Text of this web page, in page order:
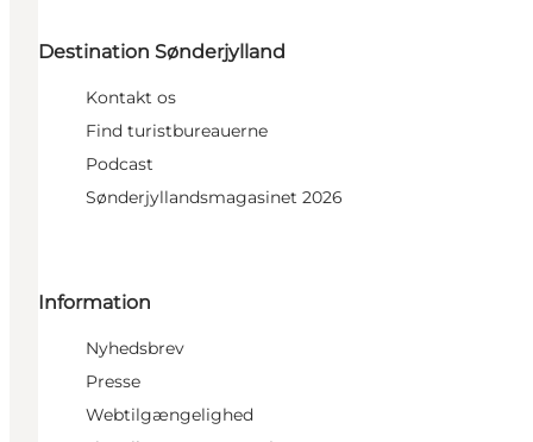
Destination Sønderjylland
Kontakt os
Find turistbureauerne
Podcast
Sønderjyllandsmagasinet 2026
Information
Nyhedsbrev
Presse
Webtilgængelighed